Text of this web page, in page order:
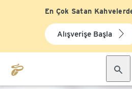
En Çok Satan
Alışverişe Başla